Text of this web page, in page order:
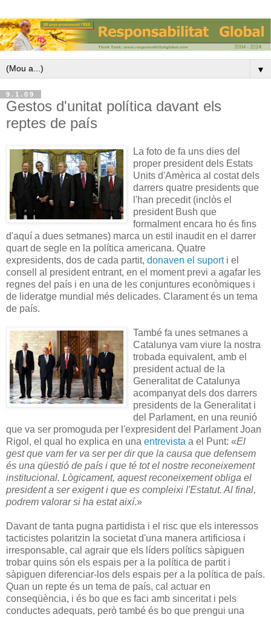
▼
9.1.09
Gestos d'unitat política davant els
reptes de país
La foto de fa uns dies del
proper president dels Estats
Units d'Amèrica al costat dels
darrers quatre presidents que
l'han precedit (inclòs el
president Bush que
formalment encara ho és fins
d'aquí a dues setmanes) marca un estil inaudit en el darrer
quart de segle en la política americana. Quatre
expresidents, dos de cada partit, donaven el suport i el
consell al president entrant, en el moment previ a agafar les
regnes del país i en una de les conjuntures econòmiques i
de lideratge mundial més delicades. Clarament és un tema
de país.
També fa unes setmanes a
Catalunya vam viure la nostra
trobada equivalent, amb el
president actual de la
Generalitat de Catalunya
acompanyat dels dos darrers
presidents de la Generalitat i
del Parlament, en una reunió
que va ser promoguda per l'expresident del Parlament Joan
Rigol, el qual ho explica en una entrevista a el Punt: «El
gest que vam fer va ser per dir que la causa que defensem
és una qüestió de país i que té tot el nostre reconeixement
institucional. Lògicament, aquest reconeixement obliga el
president a ser exigent i que es compleixi l'Estatut. Al final,
podrem valorar si ha estat així.»
Davant de tanta pugna partidista i el risc que els interessos
tacticistes polaritzin la societat d'una manera artificiosa i
irresponsable, cal agrair que els líders polítics sàpiguen
trobar quins són els espais per a la política de partit i
sàpiguen diferenciar-los dels espais per a la política de país.
Quan un repte és un tema de país, cal actuar en
conseqüència, i és bo que es faci amb sinceritat i pels
conductes adequats, però també és bo que prengui una